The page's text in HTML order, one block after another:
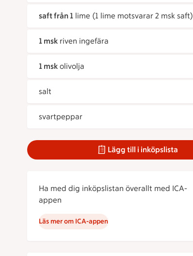
saft från 1 lime (1 lime motsvarar 2 msk saft)
1 msk riven ingefära
1 msk olivolja
salt
svartpeppar
Lägg till i inköpslista
Ha med dig inköpslistan överallt med ICA-
appen
Läs mer om ICA-appen